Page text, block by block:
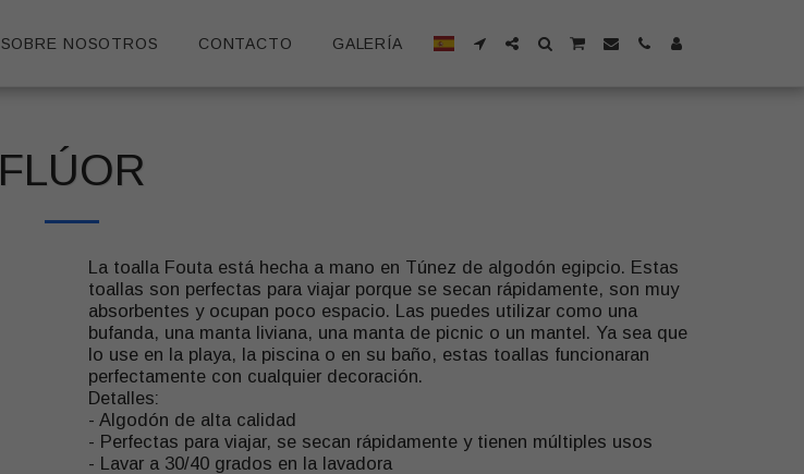
SOBRE NOSOTROS CONTACTO GALERÍA
FLÚOR
La toalla Fouta está hecha a mano en Túnez de algodón egipcio. Estas
toallas son perfectas para viajar porque se secan rápidamente, son muy
absorbentes y ocupan poco espacio. Las puedes utilizar como una
bufanda, una manta liviana, una manta de picnic o un mantel. Ya sea que
lo use en la playa, la piscina o en su baño, estas toallas funcionaran
perfectamente con cualquier decoración.
Detalles:
- Algodón de alta calidad
- Perfectas para viajar, se secan rápidamente y tienen múltiples usos
- Lavar a 30/40 grados en la lavadora